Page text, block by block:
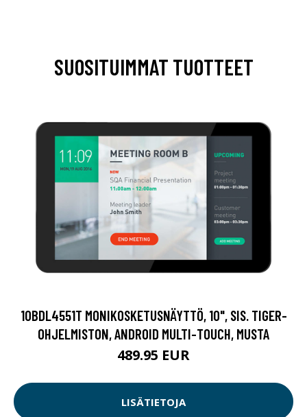
SUOSITUIMMAT TUOTTEET
10BDL4551T MONIKOSKETUSNÄYTTÖ, 10", SIS. TIGER-
OHJELMISTON, ANDROID MULTI-TOUCH, MUSTA
489.95 EUR
LISÄTIETOJA